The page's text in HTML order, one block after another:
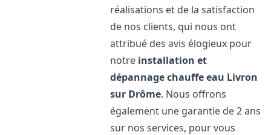
réalisations et de la satisfaction
de nos clients, qui nous ont
attribué des avis élogieux pour
notre installation et
dépannage chauffe eau Livron
sur Drôme. Nous offrons
également une garantie de 2 ans
sur nos services, pour vous